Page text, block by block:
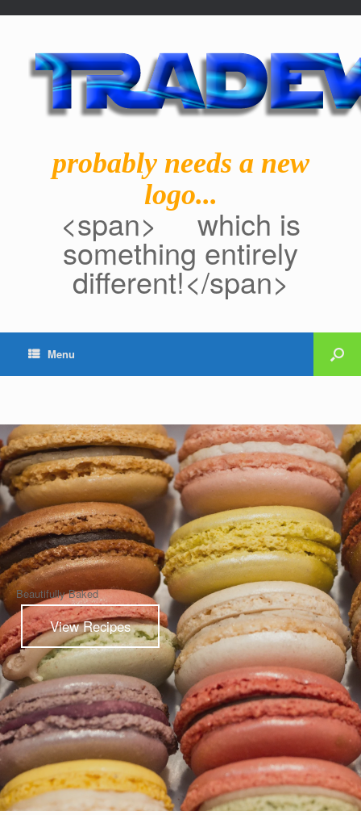
probably needs a new
logo...
<span> which is
something entirely
different!</span>
Menu
Beautifully Baked
View Recipes